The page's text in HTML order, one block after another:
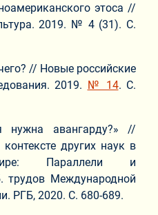
этоса //
2019. № 4 (31). С.
// Новые российские
2019. № 14. С.
нужна авангарду?» //
других наук в
Параллели и
трудов Международной
РГБ, 2020. С. 680-689.